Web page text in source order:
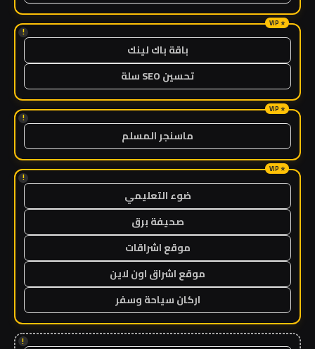
!
باقة باك لينك
تحسين SEO سلة
!
ماسنجر المسلم
!
ضوء التعليمي
صحيفة برق
موقع اشراقات
موقع اشراق اون لاين
اركان سياحة وسفر
!